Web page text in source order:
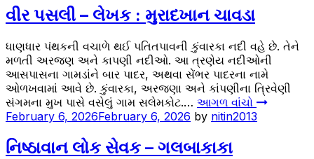
વીર પસલી – લેખક : મુરાદખાન ચાવડા
ધાણધાર પંથકની વચાળે થઈ પતિતપાવની કુંવારકા નદી વહે છે. તેને
મળતી અરજણ અને કાપણી નદીઓ. આ ત્રણેય નદીઓની
આસપાસના ગામડાંને બાર પાદર, અથવા સેંભર પાદરના નામે
ઓળખવામાં આવે છે. કુંવારકા, અરજણા અને કાંપણીના ત્રિવેણી
સંગમના મુખ પાસે વસેલું ગામ સલેમકોટ.… આગળ વાંચો
February 6, 2026February 6, 2026 by nitin2013
નિષ્ઠાવાન લોક સેવક – ગલબાકાકા